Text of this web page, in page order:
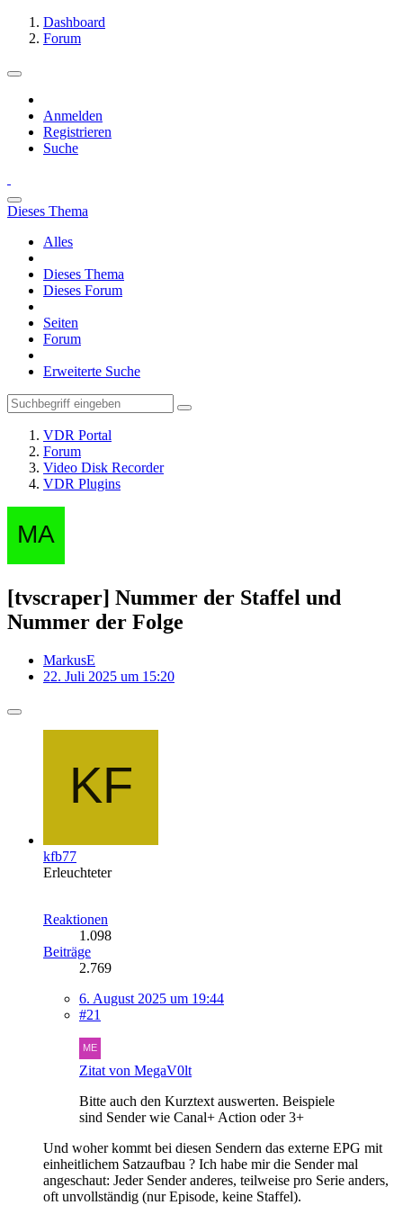
Dashboard
Forum
Anmelden
Registrieren
Suche
Dieses Thema
Alles
Dieses Thema
Dieses Forum
Seiten
Forum
Erweiterte Suche
VDR Portal
Forum
Video Disk Recorder
VDR Plugins
[tvscraper] Nummer der Staffel und
Nummer der Folge
MarkusE
22. Juli 2025 um 15:20
kfb77
Erleuchteter
Reaktionen
1.098
Beiträge
2.769
6. August 2025 um 19:44
#21
Zitat von MegaV0lt
Bitte auch den Kurztext auswerten. Beispiele
sind Sender wie Canal+ Action oder 3+
Und woher kommt bei diesen Sendern das externe EPG mit
einheitlichem Satzaufbau ? Ich habe mir die Sender mal
angeschaut: Jeder Sender anderes, teilweise pro Serie anders,
oft unvollständig (nur Episode, keine Staffel).